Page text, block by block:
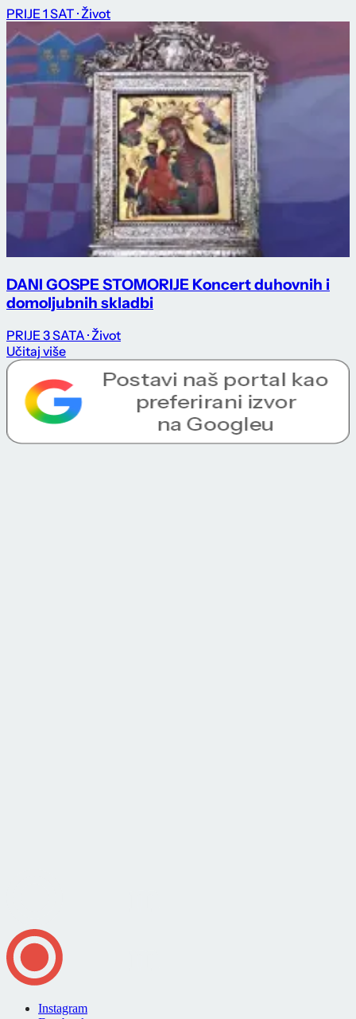
PRIJE 1 SAT · Život
DANI GOSPE STOMORIJE Koncert duhovnih i
domoljubnih skladbi
PRIJE 3 SATA · Život
Učitaj više
Instagram